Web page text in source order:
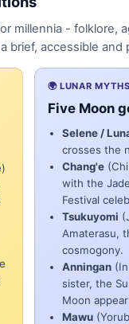
millennia - folklore,
brief, accessible and
🌍 LUNAR
Five Moon
Selene /
crosses the
Chang'e
with the
Festival
Tsukuyomi
Amaterasu,
cosmogony.
Anningan
sister, the
Moon
Mawu